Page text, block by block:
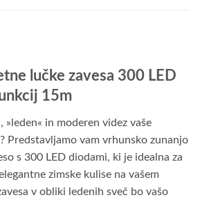
lučke zavesa 300 LED
15m
»leden« in moderen videz vaše
Predstavljamo vam vrhunsko zunanjo
s 300 LED diodami, ki je idealna za
zimske kulise na vašem
v obliki ledenih sveč bo vašo